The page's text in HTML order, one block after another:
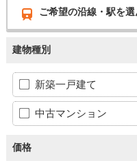
ご希望の沿線・駅を
建物種別
新築一戸建て
中古マンション
価格